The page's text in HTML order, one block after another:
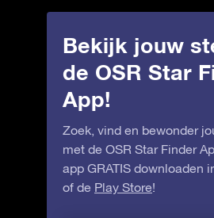
Bekijk jouw
de OSR Star
App!
Zoek, vind en bewonder
met de OSR Star Finder
app GRATIS downloaden
of de Play Store!